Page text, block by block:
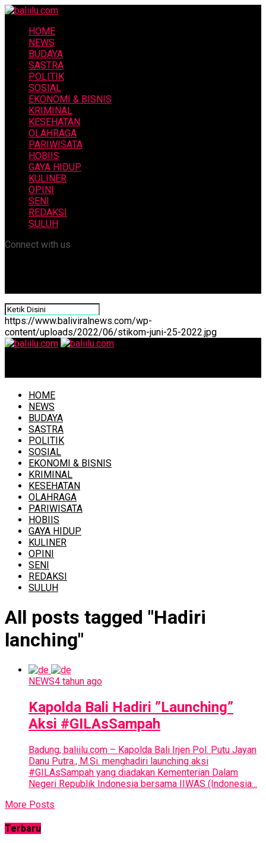
HOME
NEWS
BUDAYA
SASTRA
POLITIK
SOSIAL
EKONOMI & BISNIS
KRIMINAL
KESEHATAN
OLAHRAGA
PARIWISATA
HOBIIS
GAYA HIDUP
KULINER
OPINI
SENI
REDAKSI
SULUH
Connect with us
https://www.baliviralnews.com/wp-
content/uploads/2022/06/stikom-juni-25-2022.jpg
HOME
NEWS
BUDAYA
SASTRA
POLITIK
SOSIAL
EKONOMI & BISNIS
KRIMINAL
KESEHATAN
OLAHRAGA
PARIWISATA
HOBIIS
GAYA HIDUP
KULINER
OPINI
SENI
REDAKSI
SULUH
All posts tagged "Hadiri
lanching"
NEWS4 tahun ago
Kapolda Bali Hadiri ”Launching”
Aksi #GILAsSampah
Badung, baliilu.com – Kapolda Bali Irjen Pol. Putu Jayan
Danu Putra., M.Si. menghadiri launching aksi
#GILAsSampah yang diadakan Kementerian Dalam
Negeri Republik Indonesia bersama IIWAS (Indonesia...
More Posts
Terbaru